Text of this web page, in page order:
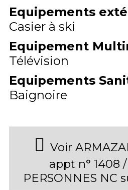
Equipements
Casier à ski
Equipement
Télévision
Equipements
Baignoire
Voir
appt n° 1408
PERSONNES NC